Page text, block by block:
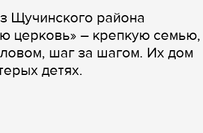
Щучинского района
церковь» – крепкую семью,
шаг за шагом. Их дом
детях.